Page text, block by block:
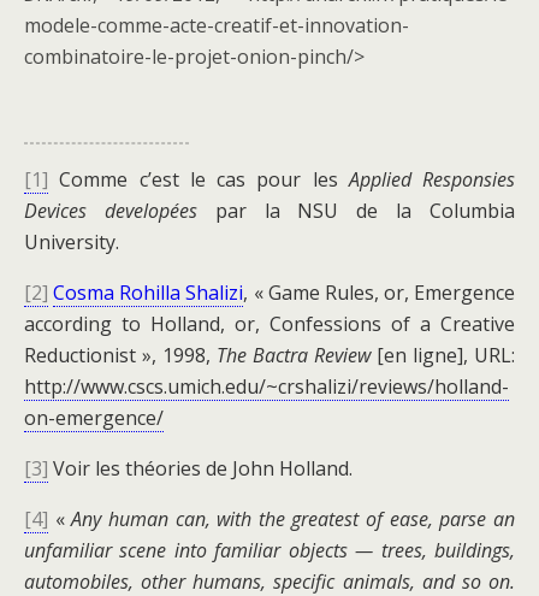
modele-comme-acte-creatif-et-innovation-
combinatoire-le-projet-onion-pinch/>
[1] Comme c’est le cas pour lesApplied Responsies
Devices developéespar la NSU de la Columbia
University.
[2] Cosma Rohilla Shalizi, « Game Rules, or, Emergence
according to Holland, or, Confessions of a Creative
Reductionist », 1998, The Bactra Review [en ligne], URL:
http://www.cscs.umich.edu/~crshalizi/reviews/holland-
on-emergence/
[3] Voir les théories de John Holland.
[4] «Any human can, with the greatest of ease, parse an
unfamiliar scene into familiar objects — trees, buildings,
automobiles, other humans, specific animals, and so on.